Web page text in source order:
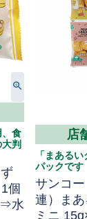
、食
判
個
⇒水
店
「まある
パックです
サンコー
連）ま
ミニ